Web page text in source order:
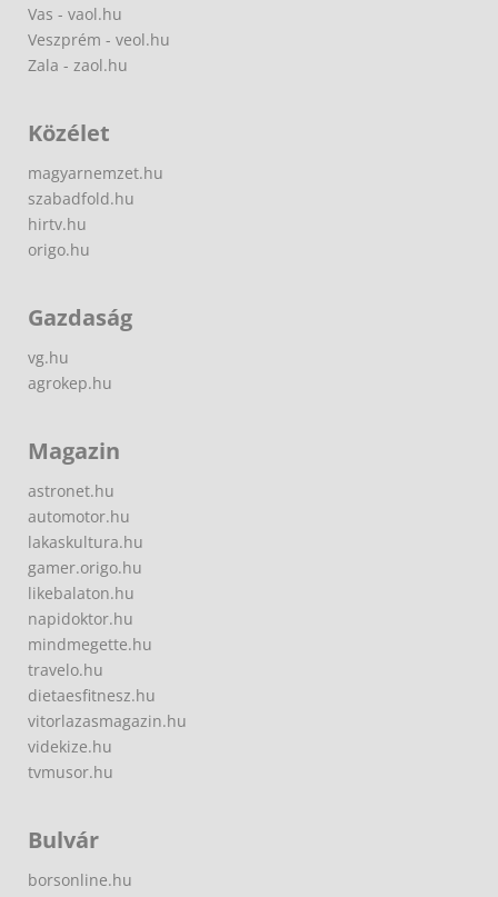
Vas - vaol.hu
Veszprém - veol.hu
Zala - zaol.hu
Közélet
magyarnemzet.hu
szabadfold.hu
hirtv.hu
origo.hu
Gazdaság
vg.hu
agrokep.hu
Magazin
astronet.hu
automotor.hu
lakaskultura.hu
gamer.origo.hu
likebalaton.hu
napidoktor.hu
mindmegette.hu
travelo.hu
dietaesfitnesz.hu
vitorlazasmagazin.hu
videkize.hu
tvmusor.hu
Bulvár
borsonline.hu